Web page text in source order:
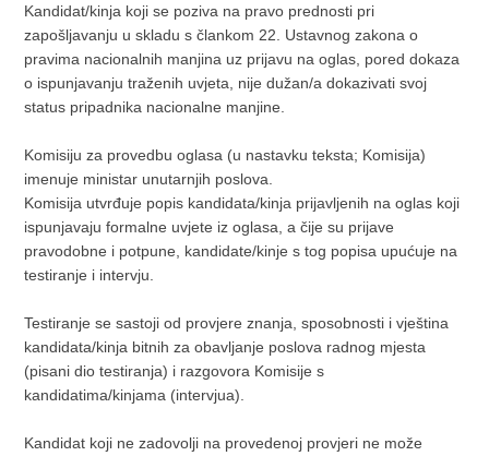
Kandidat/kinja koji se poziva na pravo prednosti pri
zapošljavanju u skladu s člankom 22. Ustavnog zakona o
pravima nacionalnih manjina uz prijavu na oglas, pored dokaza
o ispunjavanju traženih uvjeta, nije dužan/a dokazivati svoj
status pripadnika nacionalne manjine.
Komisiju za provedbu oglasa (u nastavku teksta; Komisija)
imenuje ministar unutarnjih poslova.
Komisija utvrđuje popis kandidata/kinja prijavljenih na oglas koji
ispunjavaju formalne uvjete iz oglasa, a čije su prijave
pravodobne i potpune, kandidate/kinje s tog popisa upućuje na
testiranje i intervju.
Testiranje se sastoji od provjere znanja, sposobnosti i vještina
kandidata/kinja bitnih za obavljanje poslova radnog mjesta
(pisani dio testiranja) i razgovora Komisije s
kandidatima/kinjama (intervjua).
Kandidat koji ne zadovolji na provedenoj provjeri ne može